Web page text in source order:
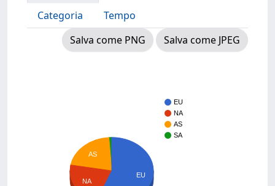
Categoria
Tempo
Salva come PNG
Salva come JPEG
EU
NA
AS
SA
AS
NA
EU